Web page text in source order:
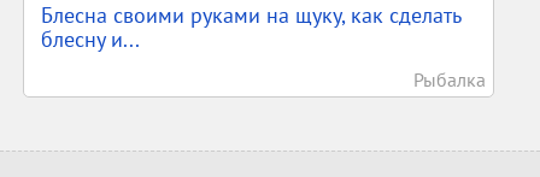
Блесна своими руками на щуку, как сделать
блесну и...
Рыбалка